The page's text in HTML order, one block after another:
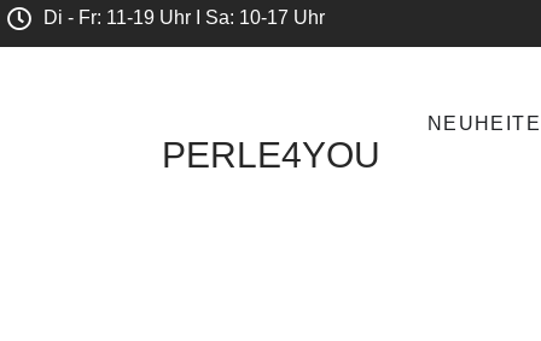
Di - Fr: 11-19 Uhr I Sa: 10-17 Uhr
PERLE4YOU